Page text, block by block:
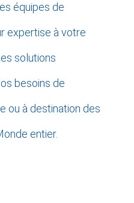
équipes de
expertise à votre
solutions
besoins de
ou à destination des
entier.